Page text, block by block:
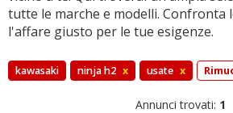
tutte le marche e modelli. Confronta
l'affare giusto per le tue esigenze.
kawasaki ninja h2 x usate x
Annunci trovati: 1